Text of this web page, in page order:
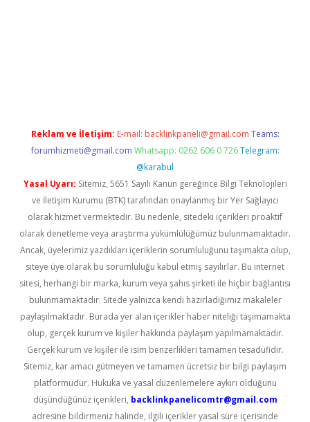
Reklam ve İletişim: E-mail: backlinkpaneli@gmail.com Teams:
forumhizmeti@gmail.com Whatsapp: 0262 606 0 726 Telegram:
@karabul
Yasal Uyarı: Sitemiz, 5651 Sayılı Kanun gereğince Bilgi Teknolojileri
ve İletişim Kurumu (BTK) tarafından onaylanmış bir Yer Sağlayıcı
olarak hizmet vermektedir. Bu nedenle, sitedeki içerikleri proaktif
olarak denetleme veya araştırma yükümlülüğümüz bulunmamaktadır.
Ancak, üyelerimiz yazdıkları içeriklerin sorumluluğunu taşımakta olup,
siteye üye olarak bu sorumluluğu kabul etmiş sayılırlar. Bu internet
sitesi, herhangi bir marka, kurum veya şahıs şirketi ile hiçbir bağlantısı
bulunmamaktadır. Sitede yalnızca kendi hazırladığımız makaleler
paylaşılmaktadır. Burada yer alan içerikler haber niteliği taşımamakta
olup, gerçek kurum ve kişiler hakkında paylaşım yapılmamaktadır.
Gerçek kurum ve kişiler ile isim benzerlikleri tamamen tesadüfidir.
Sitemiz, kar amacı gütmeyen ve tamamen ücretsiz bir bilgi paylaşım
platformudur. Hukuka ve yasal düzenlemelere aykırı olduğunu
düşündüğünüz içerikleri, backlinkpanelicomtr@gmail.com
adresine bildirmeniz halinde, ilgili içerikler yasal süre içerisinde